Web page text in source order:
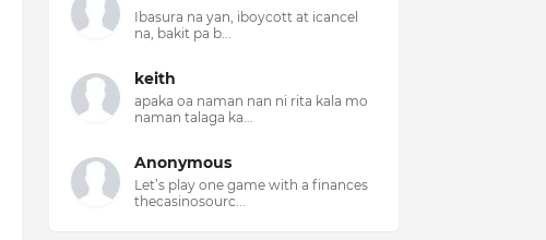
Ibasura na yan, iboycott at icancel
na, bakit pa b...
keith
apaka oa naman nan ni rita kala mo
naman talaga ka...
Anonymous
Let’s play one game with a finances
thecasinosourc...